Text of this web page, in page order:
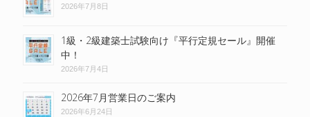
2026年7月8日
1級・2級建築士試験向け『平行定規セール』開催
中！
2026年7月4日
2026年7月営業日のご案内
2026年6月24日